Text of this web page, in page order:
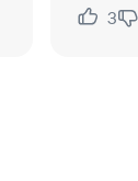
по адресу
всё
3